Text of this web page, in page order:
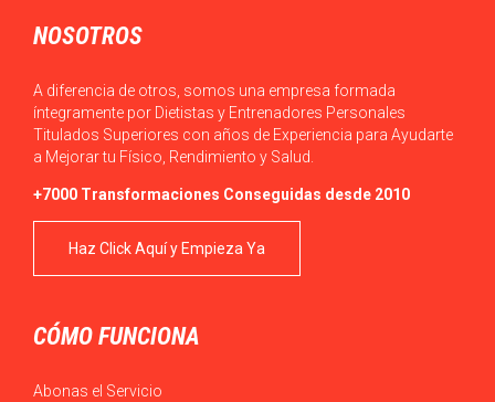
NOSOTROS
A diferencia de otros, somos una empresa formada
íntegramente por Dietistas y Entrenadores Personales
Titulados Superiores con años de Experiencia para Ayudarte
a Mejorar tu Físico, Rendimiento y Salud.
+7000 Transformaciones Conseguidas desde 2010
Haz Click Aquí y Empieza Ya
CÓMO FUNCIONA
Abonas el Servicio